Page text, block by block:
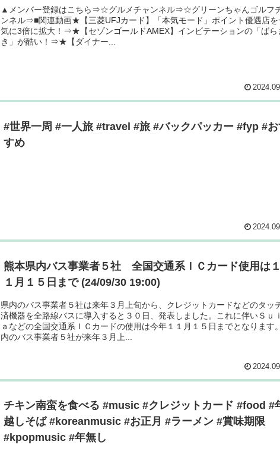
▲メンバー登録はこちら⇒☆グルメチャンネル⇒☆グリーンちゃんゴルフ
ンネル⇒■関連動画★【三菱UFJカード】「本気モード」ポイント優遇店を
気に3倍に拡大！⇒★【セゾンゴールドAMEX】インビテーションの「ばら
き」が酷い！⇒★【ダイナー...
#世界一周 #一人旅 #travel #旅 #バックパッカー #fyp #
すめ
熊本県内バス事業者５社 全国交通系ＩＣカード使用は１
１月１５日まで (24/09/30 19:00)
県内のバス事業者５社は来年３月上旬から、クレジットカードなどのタッ
済機器を全路線バスに導入すると３０日、発表しました。これに伴いＳｕ
ａなどの全国交通系ＩＣカードの使用は今年１１月１５日までとなります
内のバス事業者５社が来年３月上...
チキン南蛮を食べる #music #クレジットカード #food #
越しそば #koreanmusic #お正月 #ラーメン #賞味期限
#kpopmusic #年無し